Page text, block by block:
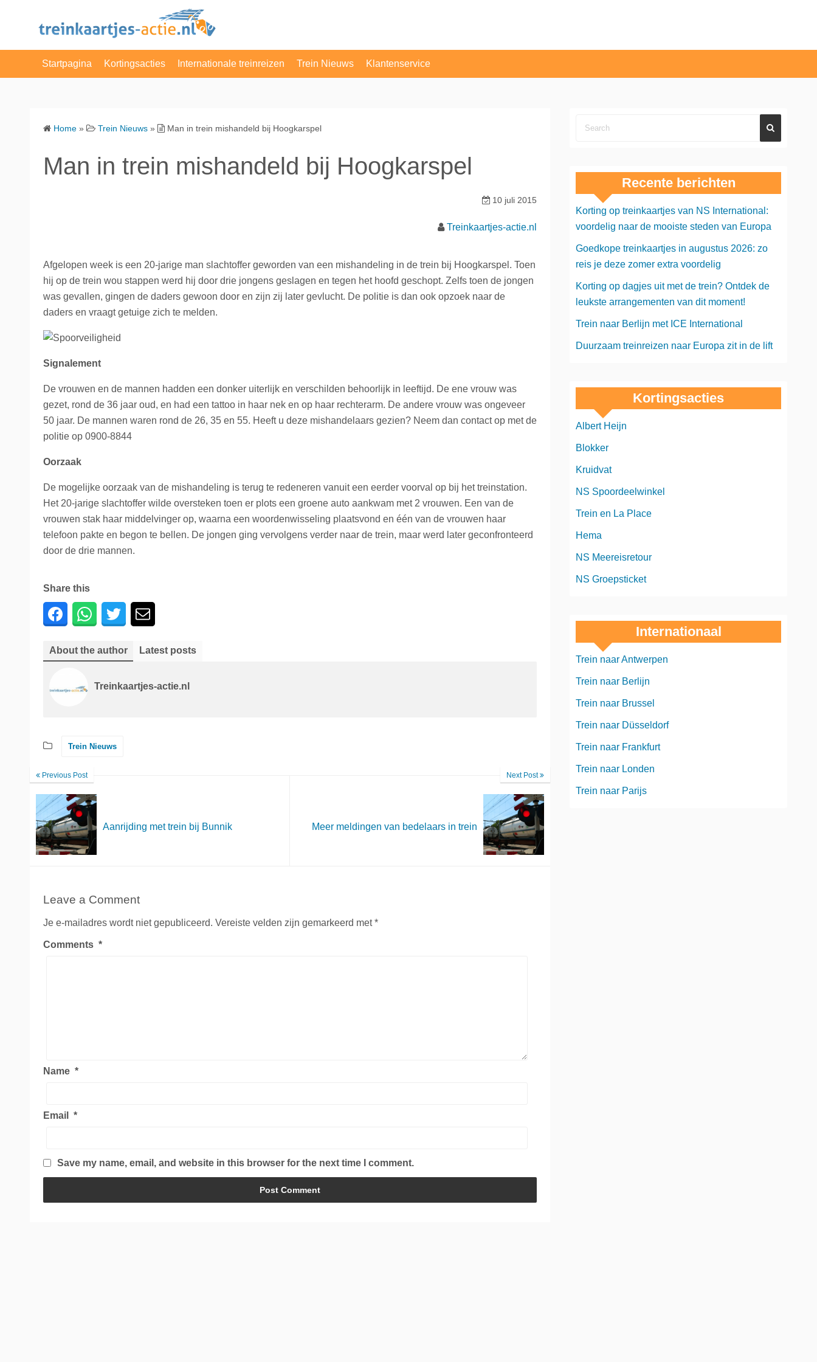
Startpagina Kortingsacties
NS dagkaart
Albert Heijn
La Place
Internationale treinreizen
Engeland
Nederland
Trein naar Oostenrijk
Polen
Trein Nieuws Klantenservice
Home » Trein Nieuws » Man in trein mishandeld bij Hoogkarspel
Man in trein mishandeld bij Hoogkarspel
10 juli 2015
Treinkaartjes-actie.nl
Afgelopen week is een 20-jarige man slachtoffer geworden van een mishandeling in de trein bij Hoogkarspel. Toen
hij op de trein wou stappen werd hij door drie jongens geslagen en tegen het hoofd geschopt. Zelfs toen de jongen
was gevallen, gingen de daders gewoon door en zijn zij later gevlucht. De politie is dan ook opzoek naar de
daders en vraagt getuige zich te melden.
Signalement
De vrouwen en de mannen hadden een donker uiterlijk en verschilden behoorlijk in leeftijd. De ene vrouw was
gezet, rond de 36 jaar oud, en had een tattoo in haar nek en op haar rechterarm. De andere vrouw was ongeveer
50 jaar. De mannen waren rond de 26, 35 en 55. Heeft u deze mishandelaars gezien? Neem dan contact op met de
politie op 0900-8844
Oorzaak
De mogelijke oorzaak van de mishandeling is terug te redeneren vanuit een eerder voorval op bij het treinstation.
Het 20-jarige slachtoffer wilde oversteken toen er plots een groene auto aankwam met 2 vrouwen. Een van de
vrouwen stak haar middelvinger op, waarna een woordenwisseling plaatsvond en één van de vrouwen haar
telefoon pakte en begon te bellen. De jongen ging vervolgens verder naar de trein, maar werd later geconfronteerd
door de drie mannen.
Share this
About the author Latest posts
Treinkaartjes-actie.nl
Trein Nieuws
Previous Post
Aanrijding met trein bij Bunnik
Next Post
Meer meldingen van bedelaars in trein
Leave a Comment
Je e-mailadres wordt niet gepubliceerd. Vereiste velden zijn gemarkeerd met*
Comments *
Name *
Email *
Save my name, email, and website in this browser for the next time I comment.
Recente berichten
Korting op treinkaartjes van NS International:
voordelig naar de mooiste steden van Europa
Goedkope treinkaartjes in augustus 2026: zo
reis je deze zomer extra voordelig
Korting op dagjes uit met de trein? Ontdek de
leukste arrangementen van dit moment!
Trein naar Berlijn met ICE International
Duurzaam treinreizen naar Europa zit in de lift
Kortingsacties
Albert Heijn
Blokker
Kruidvat
NS Spoordeelwinkel
Trein en La Place
Hema
NS Meereisretour
NS Groepsticket
Internationaal
Trein naar Antwerpen
Trein naar Berlijn
Trein naar Brussel
Trein naar Düsseldorf
Trein naar Frankfurt
Trein naar Londen
Trein naar Parijs